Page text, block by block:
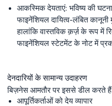
आकस्मिक देयताएं: भविष्य की
फाइनेंशियल दायित्व-लंबित कानूनी
हालांकि वास्तविक क़र्ज़ के रूप में
फाइनेंशियल स्टेटमेंट के नोट में
देनदारियों के सामान्य उदाहरण
बिज़नेस आमतौर पर इससे डील करते
आपूर्तिकर्ताओं को देय व्यापार